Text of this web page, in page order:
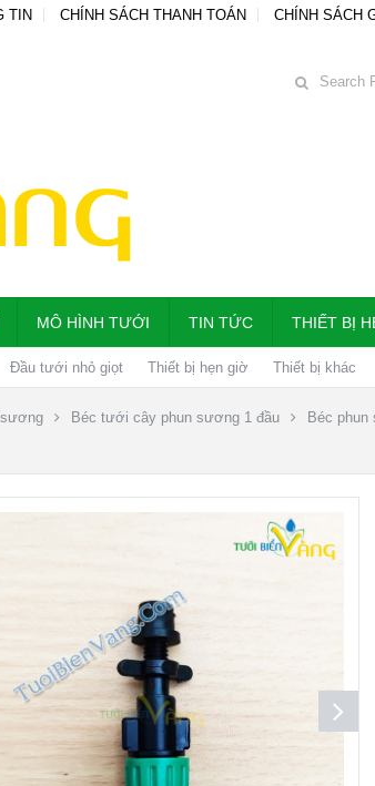
TIN CHÍNH SÁCH THANH TOÁN CHÍNH SÁCH
MÔ HÌNH TƯỚI TIN TỨC THIẾT BỊ
Đầu tưới nhỏ giọt Thiết bị hẹn giờ Thiết bị khác
Béc tưới cây phun sương 1 đầu Béc